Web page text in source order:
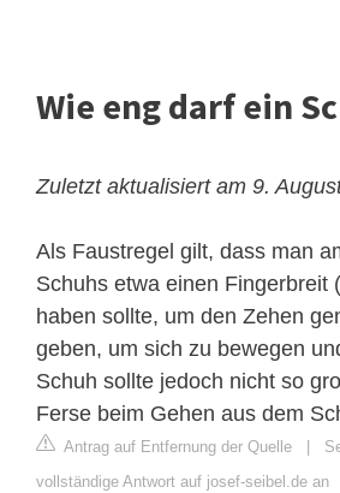
Wie eng darf ein
Zuletzt aktualisiert am 9.
Als Faustregel gilt, dass man
Schuhs etwa einen Fingerbreit
haben sollte, um den Zehen
geben, um sich zu bewegen
Schuh sollte jedoch nicht so
Ferse beim Gehen aus dem
Antrag auf Entfernung der Quelle
vollständige Antwort auf josef-seibel.de an